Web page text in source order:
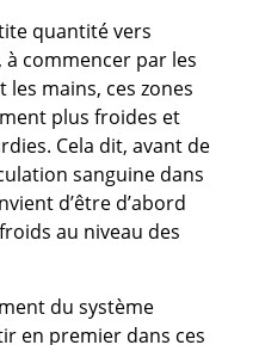
quantité vers
commencer par les
mains, ces zones
plus froides et
Cela dit, avant de
sanguine dans
d’être d’abord
au niveau des
du système
en premier dans ces